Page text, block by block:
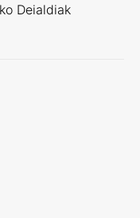
Deialdiak